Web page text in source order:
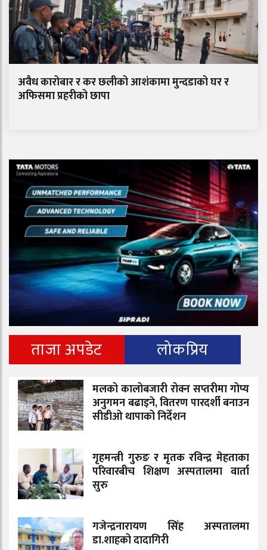
अवैध कारोबार र कर छलीको आशंकामा मुन्दडाको घर र
अफिसमा प्रहरीको छापा
ताजा अपडेट लोकप्रिय
मलको कालोबजारी रोक्न सप्तरीमा गोप्य
अनुगमन बढाइने, वितरण पारदर्शी बनाउन
सीडीओ थापाको निर्देशन
गृहमन्त्री गुरुङ र मृतक रविन्द्र मेहताका
परिवारबीच शिक्षण अस्पतालमा वार्ता
सुरु
गजेन्द्रनारायण सिंह अस्पतालमा
डा.शाहको दादागिरी